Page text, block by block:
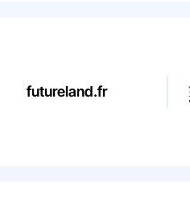
futureland.fr